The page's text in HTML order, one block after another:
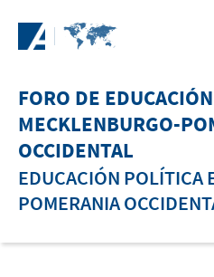
FORO DE
MECKLENBURGO-
OCCIDENTAL
EDUCACIÓN POLÍTICA
POMERANIA